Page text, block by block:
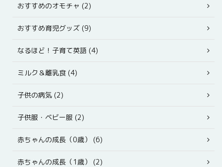
おすすめのオモチャ (2)
おすすめ育児グッズ (9)
なるほど！子育て英語 (4)
ミルク＆離乳食 (4)
子供の病気 (2)
子供服・ベビー服 (2)
赤ちゃんの成長（0歳） (6)
赤ちゃんの成長（1歳） (2)